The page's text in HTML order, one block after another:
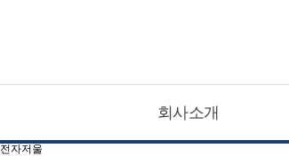
회사소개
전자저울